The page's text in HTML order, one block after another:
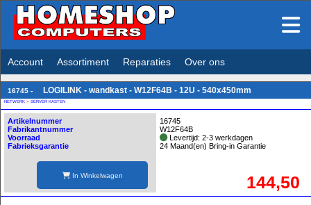
Account Assortiment Reparaties Over ons
16745 - LOGILINK - wandkast - W12F64B - 12U - 540x450mm
NETWERK > SERVER KASTEN
Artikelnummer
Fabrikantnummer
Voorraad
Fabrieksgarantie
In Winkelwagen
16745
W12F64B
Levertijd: 2-3 werkdagen
24 Maand(en) Bring-in Garantie
144,50